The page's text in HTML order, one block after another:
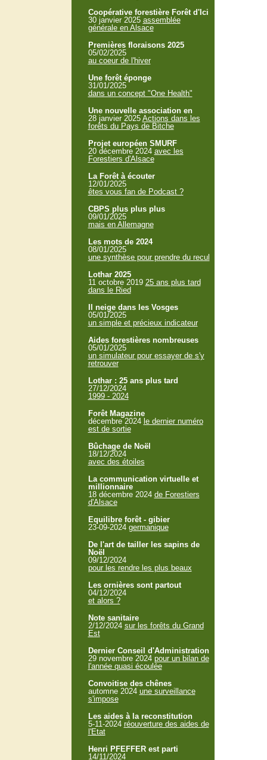
Coopérative forestière Forêt d'Ici
30 janvier 2025 assemblée
générale en Alsace
Premières floraisons 2025
05/02/2025
au coeur de l'hiver
Une forêt éponge
31/01/2025
dans un concept "One Health"
Une nouvelle association en
28 janvier 2025 Actions dans les
forêts du Pays de Bitche
Projet européen SMURF
20 décembre 2024 avec les
Forestiers d'Alsace
La Forêt à écouter
12/01/2025
êtes vous fan de Podcast ?
CBPS plus plus plus
09/01/2025
mais en Allemagne
Les mots de 2024
08/01/2025
une synthèse pour prendre du recul
Lothar 2025
11 octobre 2019 25 ans plus tard
dans le Ried
Il neige dans les Vosges
05/01/2025
un simple et précieux indicateur
Aides forestières nombreuses
05/01/2025
un simulateur pour essayer de s'y
retrouver
Lothar : 25 ans plus tard
27/12/2024
1999 - 2024
Forêt Magazine
décembre 2024 le dernier numéro
est de sortie
Bûchage de Noël
18/12/2024
avec des étoiles
La communication virtuelle et
millionnaire
18 décembre 2024 de Forestiers
d'Alsace
Equilibre forêt - gibier
23-09-2024 germanique
De l'art de tailler les sapins de
Noël
09/12/2024
pour les rendre les plus beaux
Les ornières sont partout
04/12/2024
et alors ?
Note sanitaire
2/12/2024 sur les forêts du Grand
Est
Dernier Conseil d'Administration
29 novembre 2024 pour un bilan de
l'année quasi écoulée
Convoitise des chênes
automne 2024 une surveillance
s'impose
Les aides à la reconstitution
5-11-2024 réouverture des aides de
l'Etat
Henri PFEFFER est parti
14/11/2024